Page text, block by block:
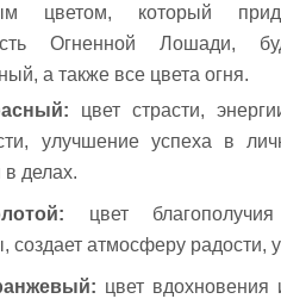
цветом, который
Огненной Лошади,
а также все цвета огня.
цвет страсти,
улучшение успеха в
делах.
цвет
создает атмосферу
цвет вдохновения